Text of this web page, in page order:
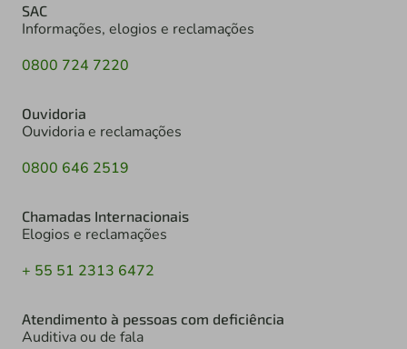
SAC
Informações, elogios e reclamações
0800 724 7220
Ouvidoria
Ouvidoria e reclamações
0800 646 2519
Chamadas Internacionais
Elogios e reclamações
+ 55 51 2313 6472
Atendimento à pessoas com deficiência
Auditiva ou de fala